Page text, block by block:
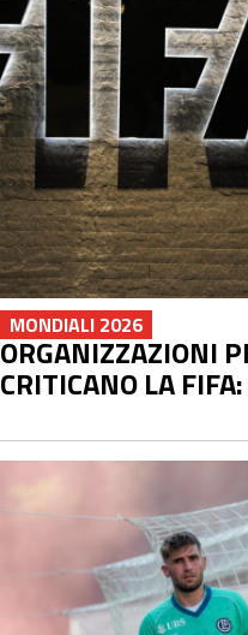
MONDIALI 2026
ORGANIZZAZIONI
CRITICANO LA